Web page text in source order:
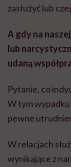
zasłużyć lub
A gdy na
lub
udaną
Pytanie, co
W tym wypadku
pewne
W relacjach
wynikające z